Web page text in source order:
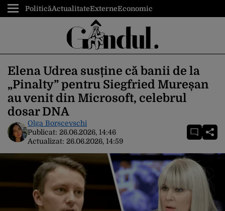
PoliticăActualitateExterneEconomic
Elena Udrea susține că banii de la
„Pinalty” pentru Siegfried Mureșan
au venit din Microsoft, celebrul
dosar DNA
Olga Borșcevschi
Publicat: 26.06.2026, 14:46
Actualizat: 26.06.2026, 14:59